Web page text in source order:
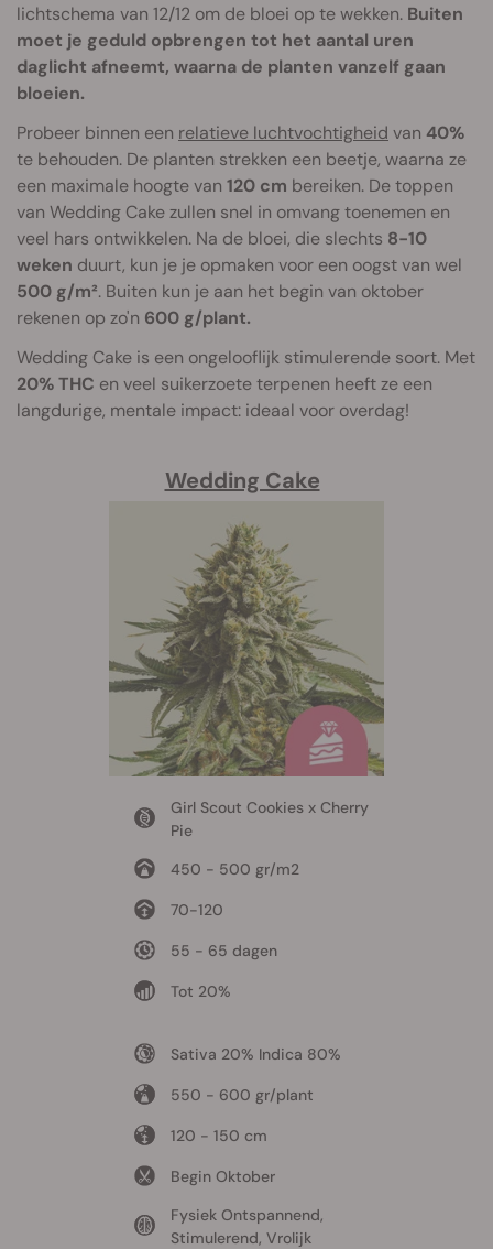
lichtschema van 12/12 om de bloei op te wekken. Buiten
moet je geduld opbrengen tot het aantal uren
daglicht afneemt, waarna de planten vanzelf gaan
bloeien.
Probeer binnen een relatieve luchtvochtigheid van 40%
te behouden. De planten strekken een beetje, waarna ze
een maximale hoogte van 120 cm bereiken. De toppen
van Wedding Cake zullen snel in omvang toenemen en
veel hars ontwikkelen. Na de bloei, die slechts 8-10
weken duurt, kun je je opmaken voor een oogst van wel
500 g/m². Buiten kun je aan het begin van oktober
rekenen op zo'n 600 g/plant.
Wedding Cake is een ongelooflijk stimulerende soort. Met
20% THC en veel suikerzoete terpenen heeft ze een
langdurige, mentale impact: ideaal voor overdag!
Wedding Cake
Girl Scout Cookies x Cherry
Pie
450 - 500 gr/m2
70-120
55 - 65 dagen
Tot 20%
Sativa 20% Indica 80%
550 - 600 gr/plant
120 - 150 cm
Begin Oktober
Fysiek Ontspannend,
Stimulerend, Vrolijk